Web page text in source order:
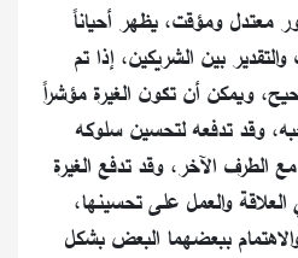
معتدل ومؤقت، يظهر أحياناً
بين الشريكين، إذا تم
ويمكن أن تكون الغيرة مؤشراً
وقد تدفعه لتحسين سلوكه
الطرف الآخر، وقد تدفع الغيرة
العلاقة والعمل على تحسينها،
ببعضهما البعض بشكل